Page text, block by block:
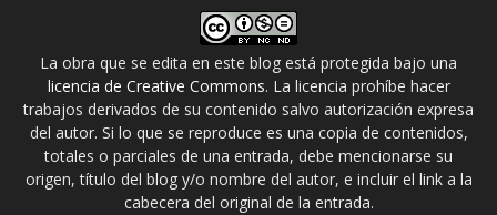
La obra que se edita en este blog está protegida bajo una
licencia de Creative Commons. La licencia prohíbe hacer
trabajos derivados de su contenido salvo autorización expresa
del autor. Si lo que se reproduce es una copia de contenidos,
totales o parciales de una entrada, debe mencionarse su
origen, título del blog y/o nombre del autor, e incluir el link a la
cabecera del original de la entrada.